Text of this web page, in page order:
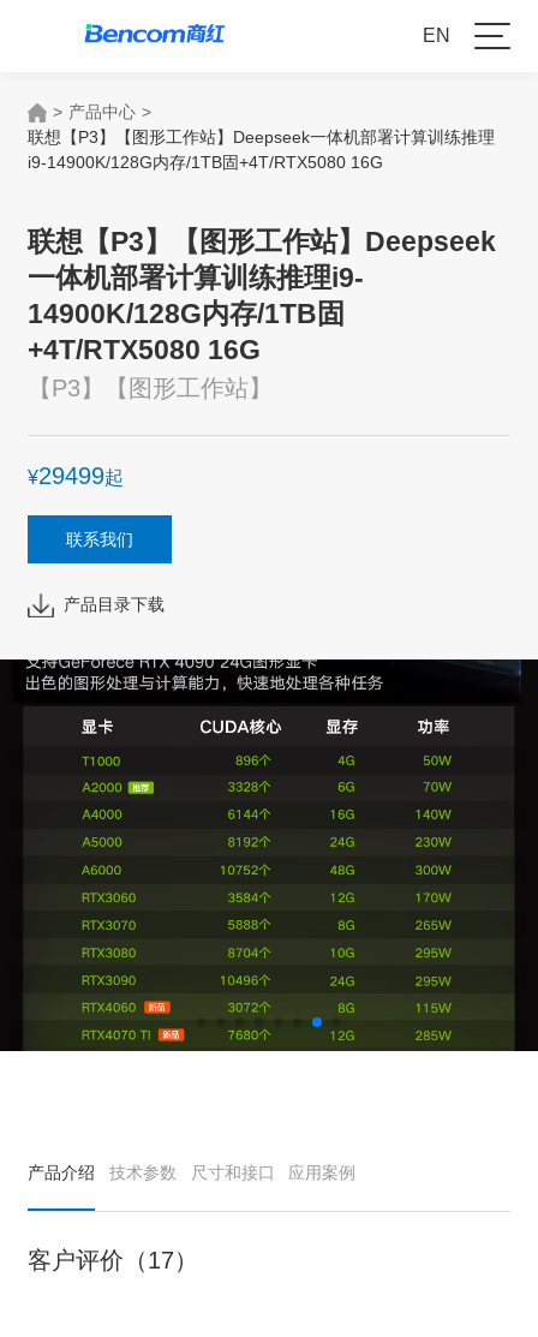
EN
> 产品中心 >
联想【P3】【图形工作站】Deepseek一体机部署计算训练推理
i9-14900K/128G内存/1TB固+4T/RTX5080 16G
联想【P3】【图形工作站】Deepseek
一体机部署计算训练推理i9-
14900K/128G内存/1TB固
+4T/RTX5080 16G
【P3】【图形工作站】
¥29499起
联系我们
产品目录下载
产品介绍 技术参数 尺寸和接口 应用案例
客户评价（17）